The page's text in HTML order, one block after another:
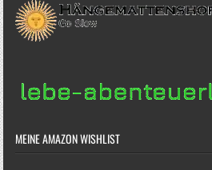
MEINE AMAZON WISHLIST